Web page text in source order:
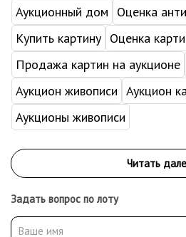
Аукционный дом
Оценка
Купить картину Оценка
Продажа картин на аукционе
Аукцион живописи Аукцион
Аукционы живописи
Задать вопрос по лоту